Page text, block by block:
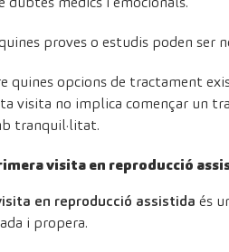
proves o estudis poden ser
quines opcions de tractament
visita no implica començar un
tranquil·litat.
visita en reproducció
en reproducció assistida és
i propera.